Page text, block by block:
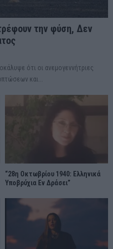
την φύση, Δεν
ότι οι ανεμογεννήτριες
και...
“28η Οκτωβρίου 1940: Ελληνικά
Υποβρύχια Εν Δράσει”